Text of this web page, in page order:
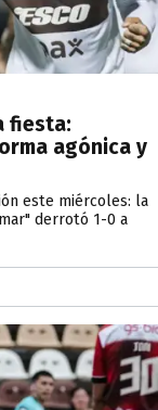
fiesta:
agónica y
este miércoles: la
derrotó 1-0 a